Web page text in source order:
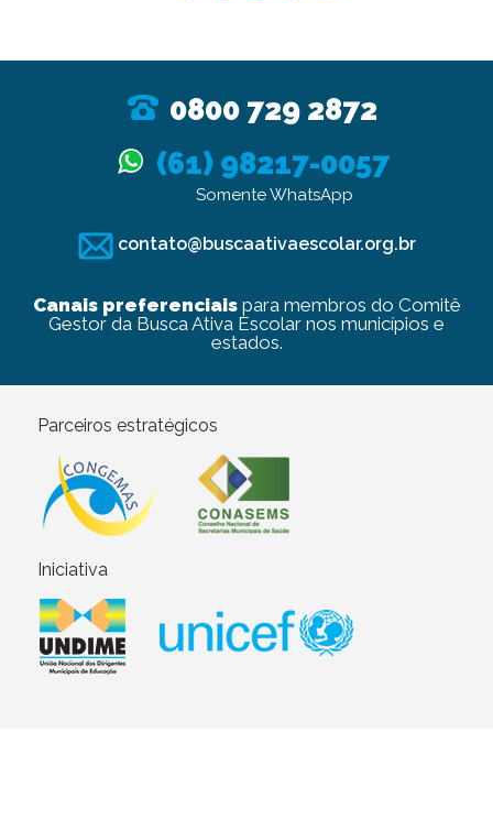
0800 729 2872
(61) 98217-0057
Somente WhatsApp
contato@buscaativaescolar.org.br
Canais preferenciaispara membros do Comitê
Gestor da Busca Ativa Escolar nos municípios e
estados.
Parceiros estratégicos
Iniciativa